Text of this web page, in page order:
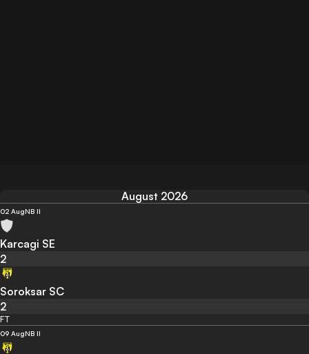
August 2026
02 AugNB II
Karcagi SE
2
Soroksar SC
2
FT
09 AugNB II